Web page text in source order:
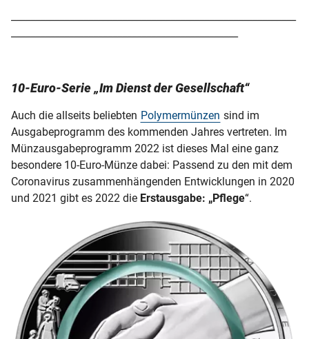
10-Euro-Serie „Im Dienst der Gesellschaft“
Auch die allseits beliebten Polymermünzen sind im
Ausgabeprogramm des kommenden Jahres vertreten. Im
Münzausgabeprogramm 2022 ist dieses Mal eine ganz
besondere 10-Euro-Münze dabei: Passend zu den mit dem
Coronavirus zusammenhängenden Entwicklungen in 2020
und 2021 gibt es 2022 die Erstausgabe: „Pflege“.